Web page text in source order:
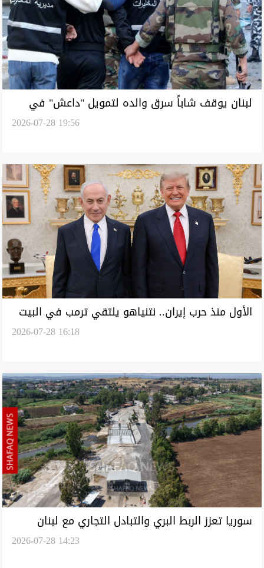
لبنان يوقف شاباً سرق والده لتمويل "داعش" في
2026-07-28 19:56
الأول منذ حرب إيران.. نتنياهو يلتقي ترمب في البيت
2026-07-28 16:18
سوريا تعزز الربط البري والتبادل التجاري مع لبنان
2026-07-28 14:23